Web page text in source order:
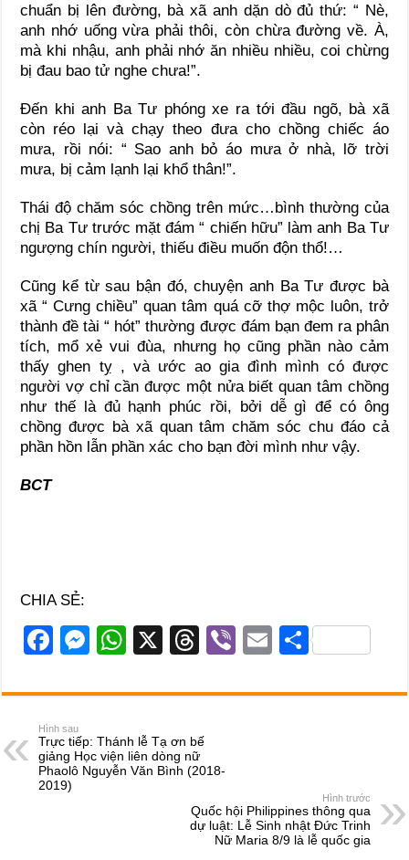
chuẩn bị lên đường, bà xã anh dặn dò đủ thứ: “ Nè,
anh nhớ uống vừa phải thôi, còn chừa đường về. À,
mà khi nhậu, anh phải nhớ ăn nhiều nhiều, coi chừng
bị đau bao tử nghe chưa!”.
Đến khi anh Ba Tư phóng xe ra tới đầu ngõ, bà xã
còn réo lại và chạy theo đưa cho chồng chiếc áo
mưa, rồi nói: “ Sao anh bỏ áo mưa ở nhà, lỡ trời
mưa, bị cảm lạnh lại khổ thân!”.
Thái độ chăm sóc chồng trên mức…bình thường của
chị Ba Tư trước mặt đám “ chiến hữu” làm anh Ba Tư
ngượng chín người, thiếu điều muốn độn thổ!…
Cũng kể từ sau bận đó, chuyện anh Ba Tư được bà
xã “ Cưng chiều” quan tâm quá cỡ thợ mộc luôn, trở
thành đề tài “ hót” thường được đám bạn đem ra phân
tích, mổ xẻ vui đùa, nhưng họ cũng phần nào cảm
thấy ghen tỵ , và ước ao gia đình mình có được
người vợ chỉ cần được một nửa biết quan tâm chồng
như thế là đủ hạnh phúc rồi, bởi dễ gì để có ông
chồng được bà xã quan tâm chăm sóc chu đáo cả
phần hồn lẫn phần xác cho bạn đời mình như vậy.
BCT
CHIA SẺ:
F
c
e
b
o
M
ss
n
g
W
at
A
p
X
T
e
a
d
s
Vi
er
E
ail
S
ar
Hình sau
Trực tiếp: Thánh lễ Tạ ơn bế
giảng Học viện liên dòng nữ
Phaolô Nguyễn Văn Bình (2018-
2019)
Hình trước
Quốc hội Philippines thông qua
dự luật: Lễ Sinh nhật Đức Trinh
Nữ Maria 8/9 là lễ quốc gia